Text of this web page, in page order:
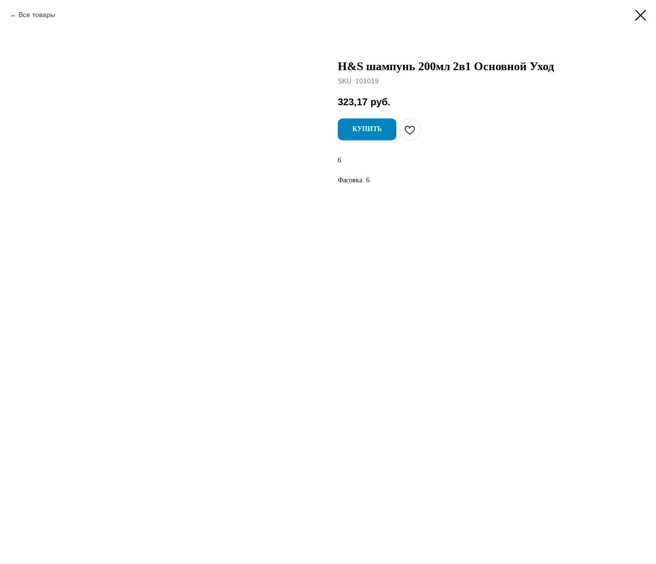
Все товары
H&S шампунь 200мл 2в1 Основной Уход
SKU: 101019
323,17 руб.
КУПИТЬ
6
Фасовка: 6